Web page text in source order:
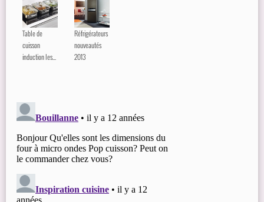
Table de
cuisson
induction les...
Réfrigérateurs
nouveautés
2013